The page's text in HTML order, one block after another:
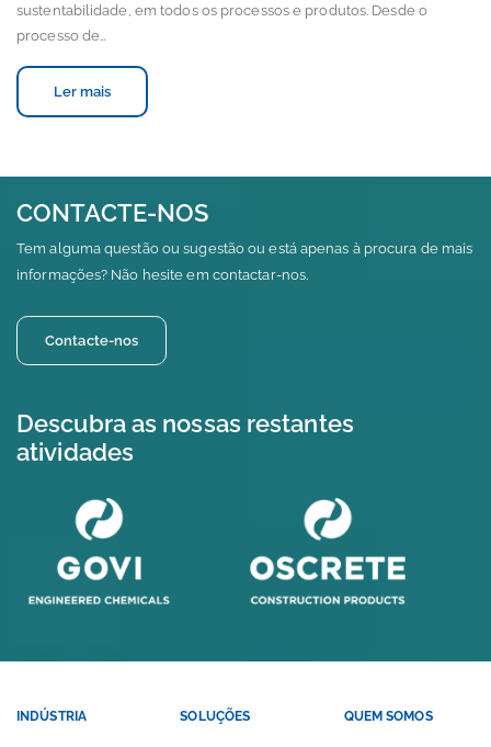
sustentabilidade, em todos os processos e produtos. Desde o
processo de…
Ler mais
CONTACTE-NOS
Tem alguma questão ou sugestão ou está apenas à procura de mais
informações? Não hesite em contactar-nos.
Contacte-nos
Descubra as nossas restantes
atividades
INDÚSTRIA SOLUÇÕES QUEM SOMOS